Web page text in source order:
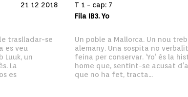
21 12 2018
traslladar-se
es veu
Luuk, un
La
es
T 1 - cap: 7
Fila IB3. Yo
Un poble a Mallorca. Un nou
alemany. Una sospita no
feina per conservar. ‘Yo’ és la
home que, sentint-se acusat
que no ha fet, tracta...